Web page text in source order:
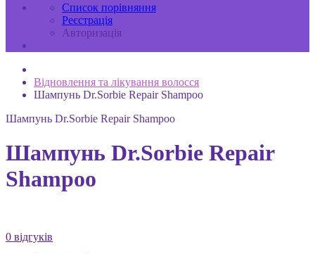
Список порівняння
Реєстрація
Авторизація
Відновлення та лікування волосся
Шампунь Dr.Sorbie Repair Shampoo
Шампунь Dr.Sorbie Repair Shampoo
Шампунь Dr.Sorbie Repair
Shampoo
0 відгуків